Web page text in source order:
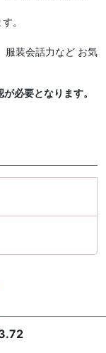
。
服装会話力など お気
必要となります。